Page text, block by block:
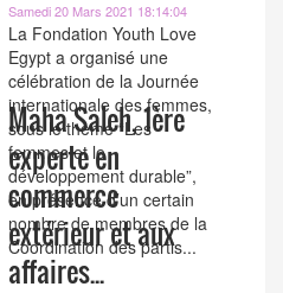
Samedi 20 Mars 2021 18:14:04
La Fondation Youth Love
Egypt a organisé une
célébration de la Journée
internationale des femmes,
sous le thème “Les
femmes et le
développement durable”,
en présence d’un certain
nombre de membres de la
Coordination des partis...
Maha Saleh, 1ère
experte en
commerce
extérieur et aux
affaires...